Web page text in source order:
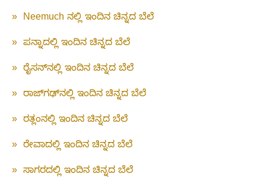
» Neemuch ನಲ್ಲಿ ಇಂದಿನ ಚಿನ್ನದ ಬೆಲೆ
» ಪನ್ನಾದಲ್ಲಿ ಇಂದಿನ ಚಿನ್ನದ ಬೆಲೆ
» ರೈಸನ್‌ನಲ್ಲಿ ಇಂದಿನ ಚಿನ್ನದ ಬೆಲೆ
» ರಾಜ್‌ಗಢ್‌ನಲ್ಲಿ ಇಂದಿನ ಚಿನ್ನದ ಬೆಲೆ
» ರತ್ಲಂನಲ್ಲಿ ಇಂದಿನ ಚಿನ್ನದ ಬೆಲೆ
» ರೇವಾದಲ್ಲಿ ಇಂದಿನ ಚಿನ್ನದ ಬೆಲೆ
» ಸಾಗರದಲ್ಲಿ ಇಂದಿನ ಚಿನ್ನದ ಬೆಲೆ